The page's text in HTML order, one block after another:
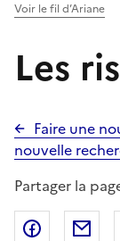
Voir le fil d’Ariane
Les
Faire une
nouvelle
Partager la
Partager